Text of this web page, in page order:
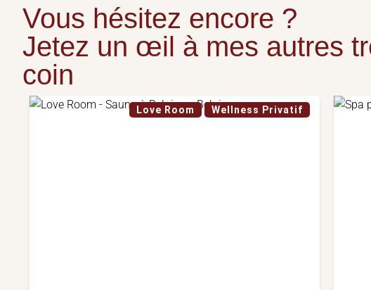
Vous hésitez encore ?
Jetez un œil à mes autres
coin
Love Room Wellness Privatif